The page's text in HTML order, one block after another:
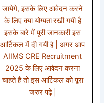
जायेगे, इसके लिए आवेदन करने
के लिए क्या योग्यता रखी गयी है
इसके बारे में पूरी जानकारी इस
आर्टिकल में दी गयी है | अगर आप
AIIMS CRE Recruitment
2025 के लिए आवेदन करना
चाहते है तो इस आर्टिकल को पूरा
जरुर पढ़े |